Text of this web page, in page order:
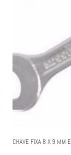
CHAVE FIXA 8 X 9 MM